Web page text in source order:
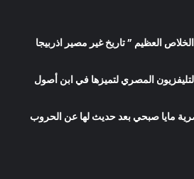
العظيم ” تاريخ غير مصير اذربيجا
المصري لتميزها في ابن أصول
مايا صبحي بعد حديث لها عن الحروب